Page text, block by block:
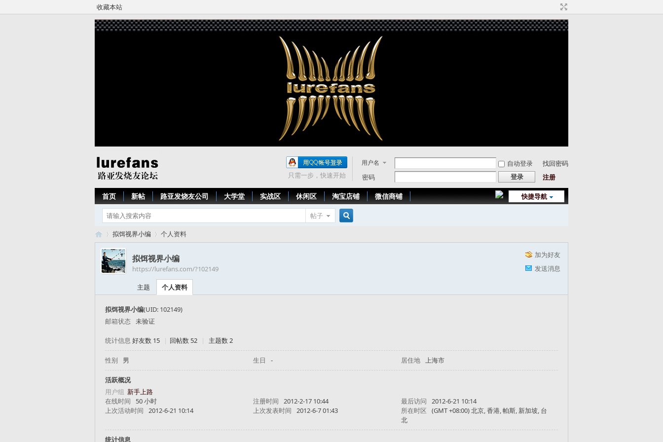
收藏本站
用户名 自动登录
找回密码
密码
登录 注册
只需一步，快速开始
快捷导航
首页 新帖 路亚发烧友公司 大学堂 实战区 休闲区 淘宝店铺 微信商铺
帖子
›
拟饵视界小编 个人资料
加为好友
发送消息
拟饵视界小编
https://lurefans.com/?102149
主题 个人资料
拟饵视界小编(UID: 102149)
邮箱状态 未验证
统计信息 好友数 15 | 回帖数 52 | 主题数 2
性别 男 生日 - 居住地 上海市
活跃概况
用户组 新手上路
在线时间
50 小时 注册时间 2012-2-17 10:44 最后访问
2012-6-21 10:14
上次活动时间
2012-6-21 10:14 上次发表时间 2012-6-7 01:43 所在时区
(GMT +08:00) 北京, 香港, 帕斯, 新加坡, 台
北
统计信息